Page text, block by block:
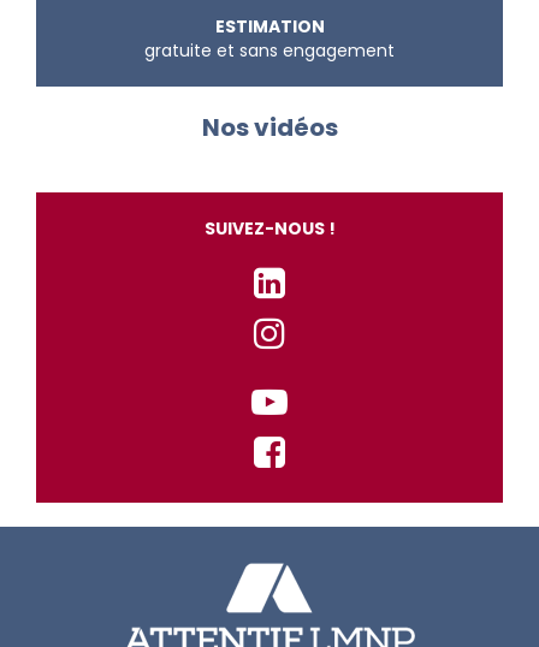
ESTIMATION
gratuite et sans engagement
Nos vidéos
SUIVEZ-NOUS !